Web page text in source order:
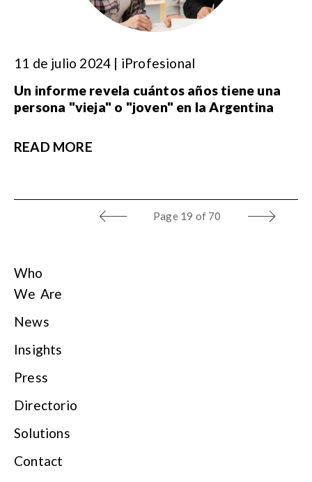
11 de julio 2024 | iProfesional
Un informe revela cuántos años tiene una
persona "vieja" o "joven" en la Argentina
READ MORE
Page 19 of 70
Who
We Are
News
Insights
Press
Directorio
Solutions
Contact